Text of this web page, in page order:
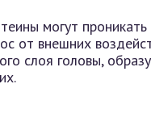
могут проникать
от внешних
слоя головы,